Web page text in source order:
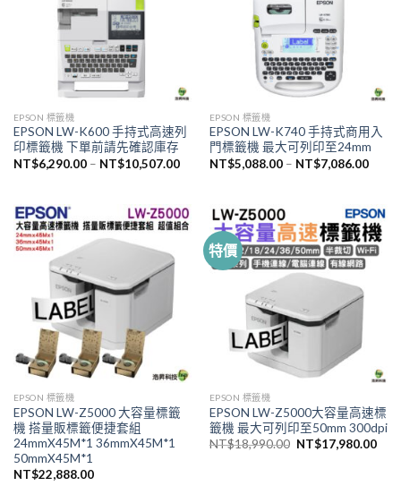
EPSON 標籤機
EPSON LW-K600 手持式高速列
印標籤機 下單前請先確認庫存
NT$6,290.00– NT$10,507.00
EPSON 標籤機
EPSON LW-K740 手持式商用入
門標籤機 最大可列印至24mm
NT$5,088.00– NT$7,086.00
EPSON 標籤機
EPSON LW-Z5000 大容量標籤
機 搭量販標籤便捷套組
24mmX45M*1 36mmX45M*1
50mmX45M*1
NT$22,888.00
特價
EPSON 標籤機
EPSON LW-Z5000大容量高速標
籤機 最大可列印至50mm 300dpi
NT$18,990.00 原
NT$17,980.00目